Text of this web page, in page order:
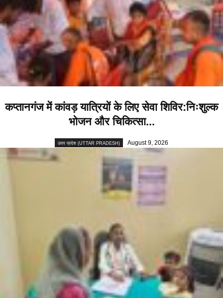
कप्तानगंज में कांवड़ यात्रियों के लिए सेवा शिविर:निःशुल्क
भोजन और चिकित्सा...
उत्तर प्रदेश (UTTAR PRADESH) August 9, 2026